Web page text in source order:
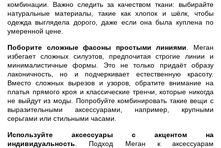
комбинации. Важно следить за качеством ткани: выбирайте
натуральные материалы, такие как хлопок и шёлк, чтобы
одежда выглядела дорого, даже если она была куплена по
умеренной цене.
Поборите сложные фасоны простыми линиями . Меган
избегает сложных силуэтов, предпочитая строгие линии и
минималистичные формы. Это не только придаёт образу
лаконичность, но и подчеркивает естественную красоту.
Вместо сложных вырезов и узоров, обратите внимание на
платья прямого кроя и классические тренчи, которые никогда
не выйдут из моды. Попробуйте комбинировать такие вещи с
выразительными аксессуарами, например, крупными
серьгами или стильными часами.
Используйте аксессуары с акцентом на
индивидуальность . Подход Меган к аксессуарам